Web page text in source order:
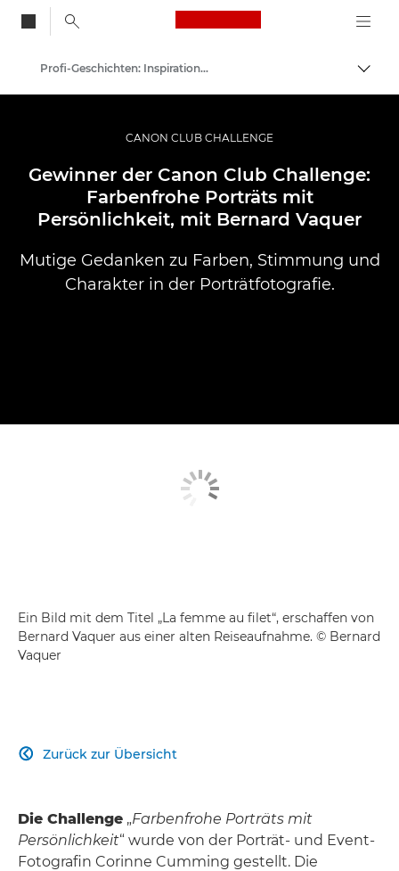
Canon Logo, back
Auf
Pro Foto & Video
Profi-Geschichten: Inspirationen für Foto, Video und Durck
CANON CLUB CHALLENGE
Gewinner der Canon Club Challenge:
Farbenfrohe Porträts mit
Persönlichkeit, mit Bernard Vaquer
Mutige Gedanken zu Farben, Stimmung und
Charakter in der Porträtfotografie.
Ein Bild mit dem Titel „La femme au filet“, erschaffen von
Bernard Vaquer aus einer alten Reiseaufnahme. © Bernard
Vaquer
Zurück zur Übersicht

Die Challenge „Farbenfrohe Porträts mit
Persönlichkeit“ wurde von der Porträt- und Event-
Fotografin Corinne Cumming gestellt. Die